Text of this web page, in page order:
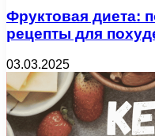
Фруктовая диета:
рецепты для
03.03.2025